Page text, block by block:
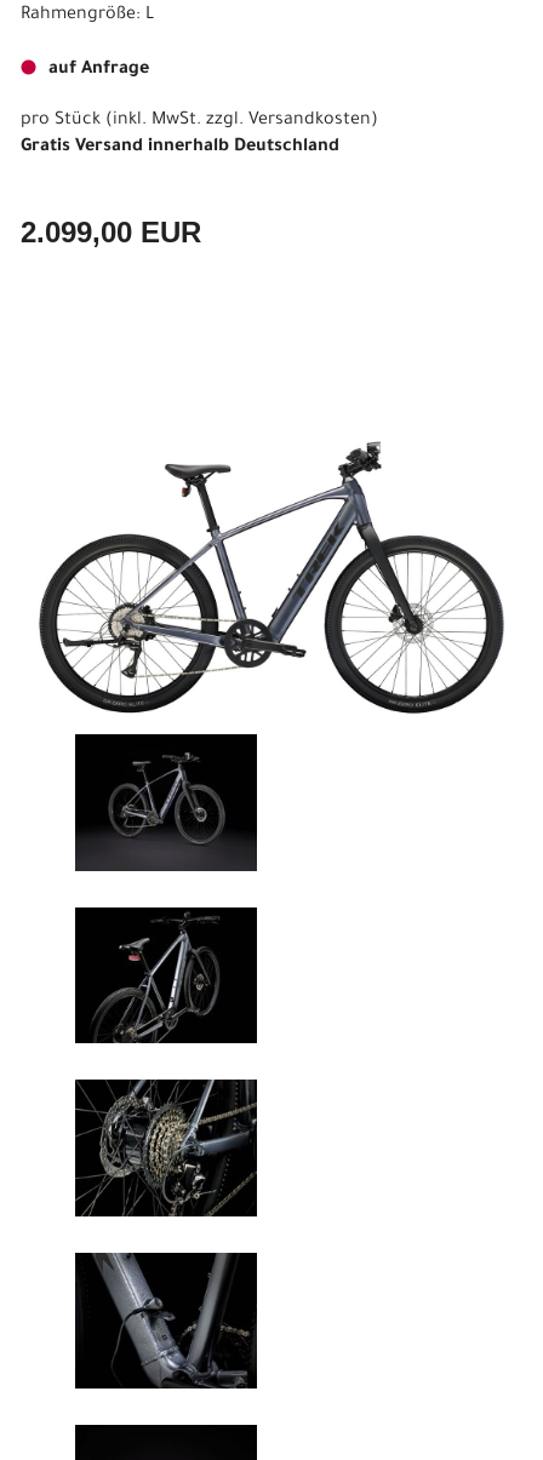
Rahmengröße: L
auf Anfrage
pro Stück (inkl. MwSt. zzgl. Versandkosten)
Gratis Versand innerhalb Deutschland
2.099,00 EUR